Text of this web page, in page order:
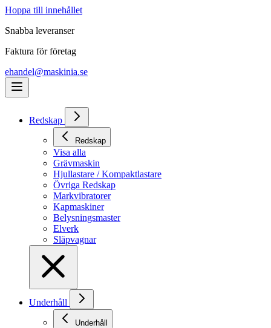
Hoppa till innehållet
Snabba leveranser
Faktura för företag
ehandel@maskinia.se
Redskap
Redskap
Visa alla
Grävmaskin
Hjullastare / Kompaktlastare
Övriga Redskap
Markvibratorer
Kapmaskiner
Belysningsmaster
Elverk
Släpvagnar
Underhåll
Underhåll